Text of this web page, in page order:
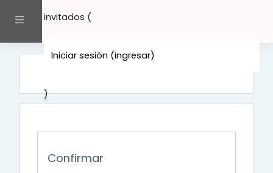
Pánel lateral
invitados (
Iniciar sesión (ingresar)
)
Confirmar